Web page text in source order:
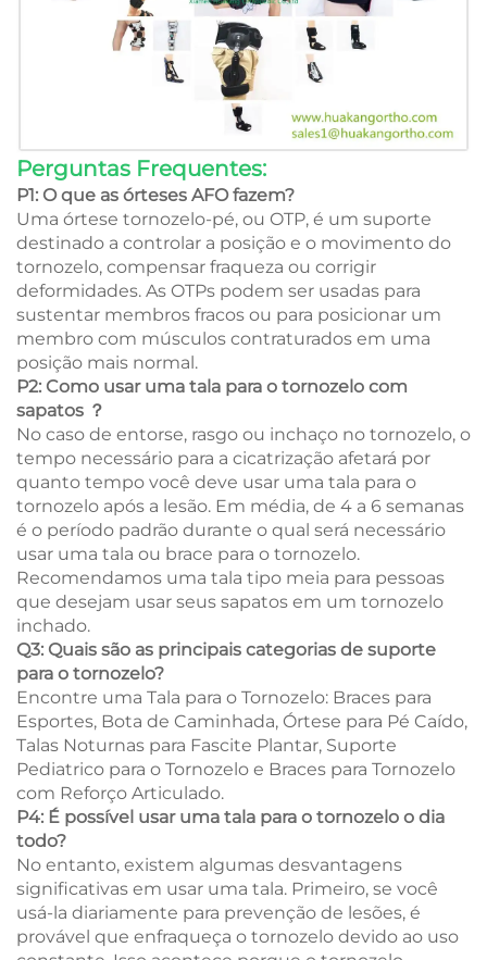
Perguntas Frequentes:
P1: O que as órteses AFO fazem?
Uma órtese tornozelo-pé, ou OTP, é um suporte
destinado a controlar a posição e o movimento do
tornozelo, compensar fraqueza ou corrigir
deformidades. As OTPs podem ser usadas para
sustentar membros fracos ou para posicionar um
membro com músculos contraturados em uma
posição mais normal.
P2: Como usar uma tala para o tornozelo com
sapatos ？
No caso de entorse, rasgo ou inchaço no tornozelo, o
tempo necessário para a cicatrização afetará por
quanto tempo você deve usar uma tala para o
tornozelo após a lesão. Em média, de 4 a 6 semanas
é o período padrão durante o qual será necessário
usar uma tala ou brace para o tornozelo.
Recomendamos uma tala tipo meia para pessoas
que desejam usar seus sapatos em um tornozelo
inchado.
Q3: Quais são as principais categorias de suporte
para o tornozelo?
Encontre uma Tala para o Tornozelo: Braces para
Esportes, Bota de Caminhada, Órtese para Pé Caído,
Talas Noturnas para Fascite Plantar, Suporte
Pediatrico para o Tornozelo e Braces para Tornozelo
com Reforço Articulado.
P4: É possível usar uma tala para o tornozelo o dia
todo?
No entanto, existem algumas desvantagens
significativas em usar uma tala. Primeiro, se você
usá-la diariamente para prevenção de lesões, é
provável que enfraqueça o tornozelo devido ao uso